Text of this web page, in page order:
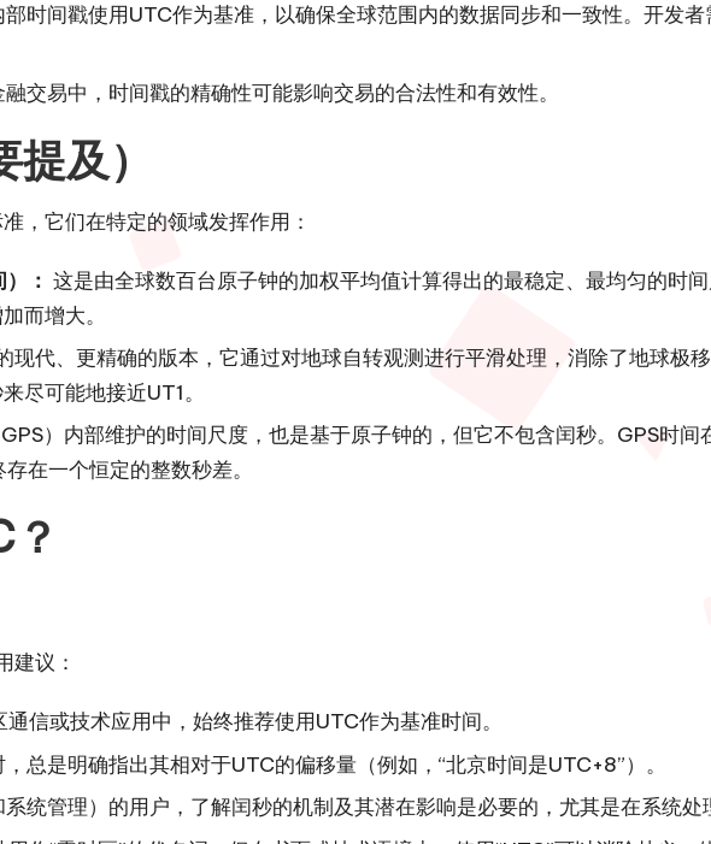
时间戳使用UTC作为基准，以确保全球范围内的数据同步和一致性。开发
交易中，时间戳的精确性可能影响交易的合法性和有效性。
及）
，它们在特定的领域发挥作用：
： 这是由全球数百台原子钟的加权平均值计算得出的最稳定、最均匀的时
而增大。
现代、更精确的版本，它通过对地球自转观测进行平滑处理，消除了地球极
尽可能地接近UT1。
）内部维护的时间尺度，也是基于原子钟的，但它不包含闰秒。GPS时
在一个恒定的整数秒差。
建议：
信或技术应用中，始终推荐使用UTC作为基准时间。
总是明确指出其相对于UTC的偏移量（例如，“北京时间是UTC+8”）。
统管理）的用户，了解闰秒的机制及其潜在影响是必要的，尤其是在系统处